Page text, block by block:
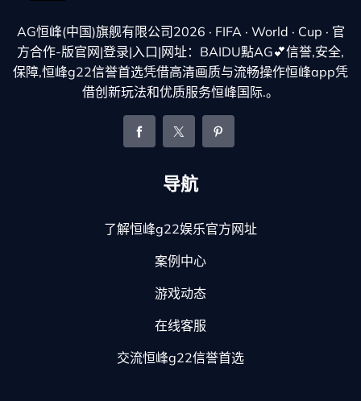
AG恒峰(中国)旗舰有限公司2026 · FIFA · World · Cup · 官
方合作-版官网|登录|入口|网址：BAIDU點AG💕信誉,安全,
保障,恒峰g22信誉首选凭借高清画质与流畅操作恒峰app凭
借创新玩法和优质服务恒峰国际.。
导航
了解恒峰g22娱乐官方网址
案例中心
游戏动态
在线客服
交流恒峰g22信誉首选